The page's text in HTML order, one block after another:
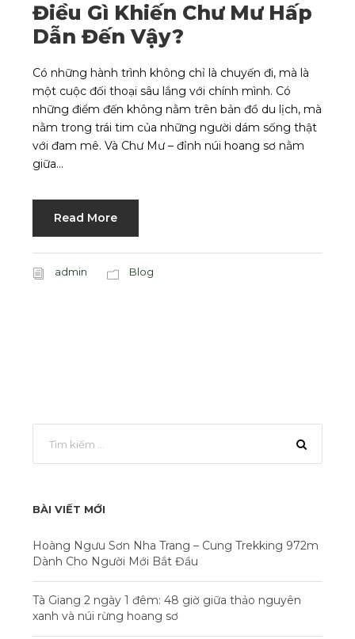
Điều Gì Khiến Chư Mư Hấp
Dẫn Đến Vậy?
Có những hành trình không chỉ là chuyến đi, mà là
một cuộc đối thoại sâu lắng với chính mình. Có
những điểm đến không nằm trên bản đồ du lịch, mà
nằm trong trái tim của những người dám sống thật
với đam mê. Và Chư Mư – đỉnh núi hoang sơ nằm
giữa...
Read More
admin Blog
BÀI VIẾT MỚI
Hoàng Ngưu Sơn Nha Trang – Cung Trekking 972m
Dành Cho Người Mới Bắt Đầu
Tà Giang 2 ngày 1 đêm: 48 giờ giữa thảo nguyên
xanh và núi rừng hoang sơ